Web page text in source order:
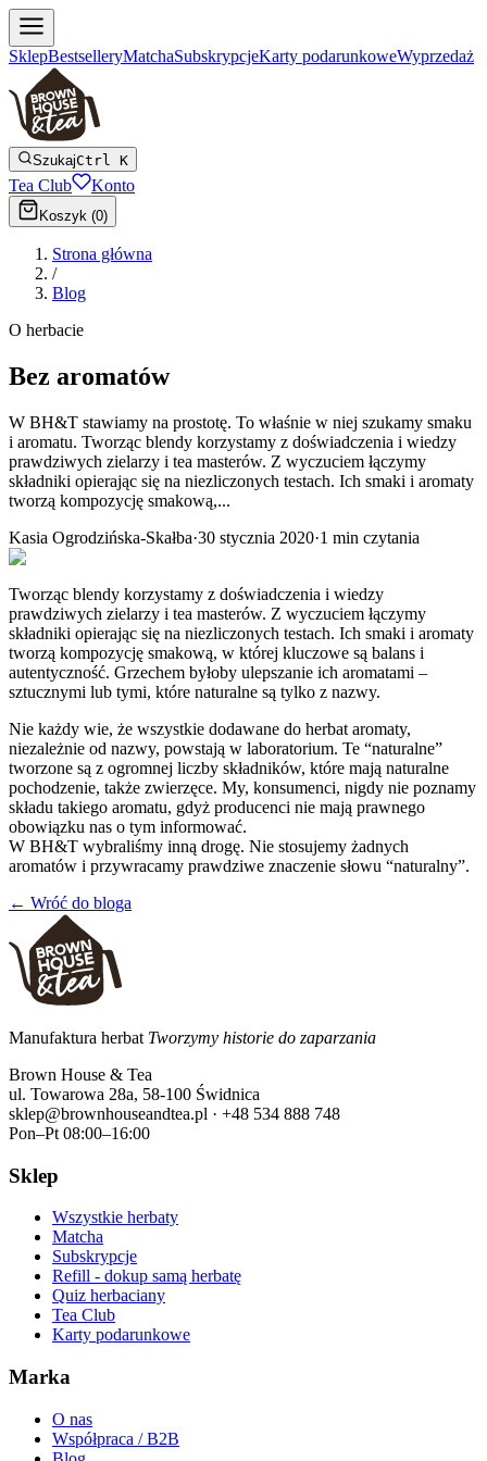
SklepBestselleryMatchaSubskrypcjeKarty podarunkoweWyprzedaż
SzukajCtrl K
Tea Club Konto
Koszyk (0)
Strona główna
/
Blog
O herbacie
Bez aromatów
W BH&T stawiamy na prostotę. To właśnie w niej szukamy smaku
i aromatu. Tworząc blendy korzystamy z doświadczenia i wiedzy
prawdziwych zielarzy i tea masterów. Z wyczuciem łączymy
składniki opierając się na niezliczonych testach. Ich smaki i aromaty
tworzą kompozycję smakową,...
Kasia Ogrodzińska-Skałba·30 stycznia 2020·1 min czytania
Tworząc blendy korzystamy z doświadczenia i wiedzy
prawdziwych zielarzy i tea masterów. Z wyczuciem łączymy
składniki opierając się na niezliczonych testach. Ich smaki i aromaty
tworzą kompozycję smakową, w której kluczowe są balans i
autentyczność. Grzechem byłoby ulepszanie ich aromatami –
sztucznymi lub tymi, które naturalne są tylko z nazwy.
Nie każdy wie, że wszystkie dodawane do herbat aromaty,
niezależnie od nazwy, powstają w laboratorium. Te “naturalne”
tworzone są z ogromnej liczby składników, które mają naturalne
pochodzenie, także zwierzęce. My, konsumenci, nigdy nie poznamy
składu takiego aromatu, gdyż producenci nie mają prawnego
obowiązku nas o tym informować.
W BH&T wybraliśmy inną drogę. Nie stosujemy żadnych
aromatów i przywracamy prawdziwe znaczenie słowu “naturalny”.
← Wróć do bloga
Manufaktura herbat Tworzymy historie do zaparzania
Brown House & Tea
ul. Towarowa 28a, 58-100 Świdnica
sklep@brownhouseandtea.pl · +48 534 888 748
Pon–Pt 08:00–16:00
Sklep
Wszystkie herbaty
Matcha
Subskrypcje
Refill - dokup samą herbatę
Quiz herbaciany
Tea Club
Karty podarunkowe
Marka
O nas
Współpraca / B2B